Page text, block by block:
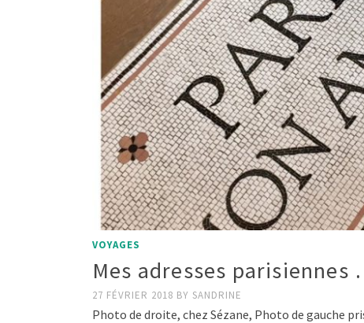
VOYAGES
Mes adresses parisiennes
27 FÉVRIER 2018 BY SANDRINE
Photo de droite, chez Sézane, Photo de gauche